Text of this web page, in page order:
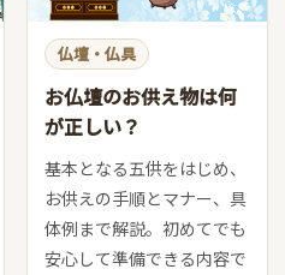
仏壇・仏具
お仏壇のお供え物は何
が正しい？
基本となる五供をはじめ、
お供えの手順とマナー、具
体例まで解説。初めてでも
安心して準備できる内容で